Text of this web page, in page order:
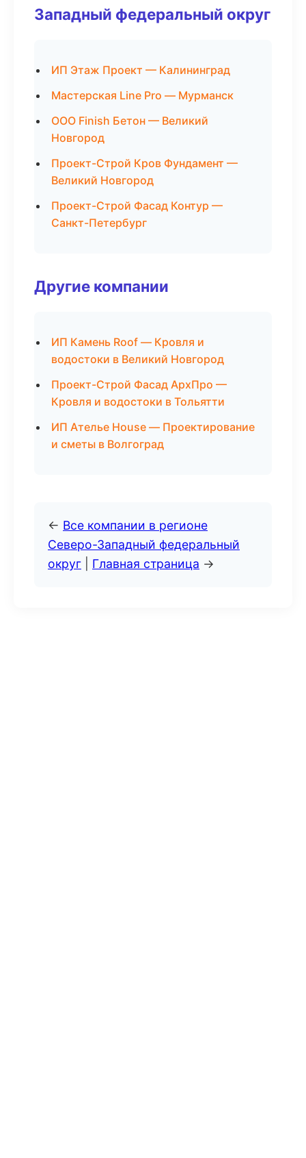
Западный федеральный округ
ИП Этаж Проект — Калининград
Мастерская Line Pro — Мурманск
ООО Finish Бетон — Великий
Новгород
Проект-Строй Кров Фундамент —
Великий Новгород
Проект-Строй Фасад Контур —
Санкт-Петербург
Другие компании
ИП Камень Roof — Кровля и
водостоки в Великий Новгород
Проект-Строй Фасад АрхПро —
Кровля и водостоки в Тольятти
ИП Ателье House — Проектирование
и сметы в Волгоград
← Все компании в регионе
Северо-Западный федеральный
округ
Главная страница →